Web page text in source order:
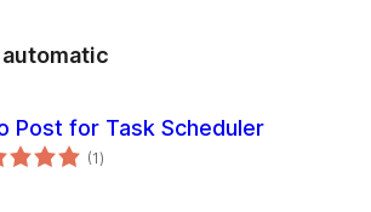
automatic
Post for Task Scheduler
(1個
の)